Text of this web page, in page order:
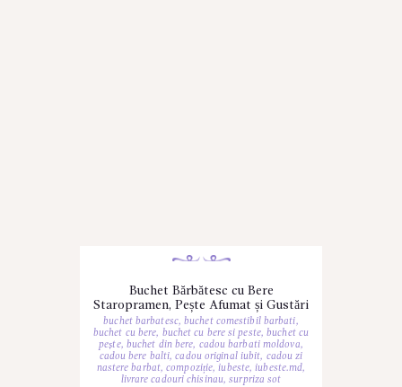
Buchet Bărbătesc cu Bere
Staropramen, Pește Afumat și Gustări
buchet barbatesc,buchet comestibil barbati,
buchet cu bere, buchet cu bere si peste,buchet cu
pește, buchet din bere, cadou barbati moldova,
cadou bere balti,cadou original iubit, cadou zi
nastere barbat,compoziție,iubeste,iubeste.md,
livrare cadouri chisinau,surpriza sot